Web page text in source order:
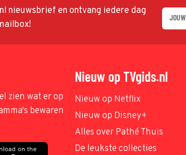
nieuwsbrief en ontvang iedere dag
zien wat er op
bewaren
Nieuw op TVgids.nl
Nieuw op Netflix
Nieuw op Disney+
Alles over Pathé Thuis
De leukste collecties